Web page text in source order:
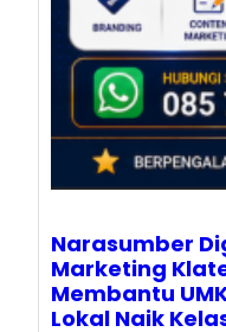
Narasumber
Marketing
Membantu
Lokal Naik